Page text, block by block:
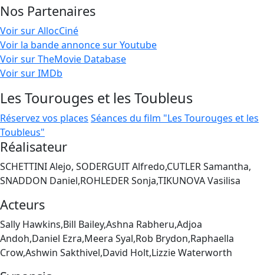
Nos Partenaires
Voir sur AllocCiné
Voir la bande annonce sur Youtube
Voir sur TheMovie Database
Voir sur IMDb
Les Tourouges et les Toubleus
Réservez vos places Séances du film "Les Tourouges et les
Toubleus"
Réalisateur
SCHETTINI Alejo, SODERGUIT Alfredo,CUTLER Samantha,
SNADDON Daniel,ROHLEDER Sonja,TIKUNOVA Vasilisa
Acteurs
Sally Hawkins,Bill Bailey,Ashna Rabheru,Adjoa
Andoh,Daniel Ezra,Meera Syal,Rob Brydon,Raphaella
Crow,Ashwin Sakthivel,David Holt,Lizzie Waterworth